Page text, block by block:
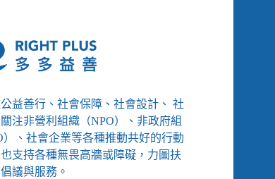
益善行、社會保障、社會設計、 社
注非營利組織（NPO）、非政府組
）、社會企業等各種推動共好的行動
支持各種無畏高牆或障礙，力圖扶
議與服務。